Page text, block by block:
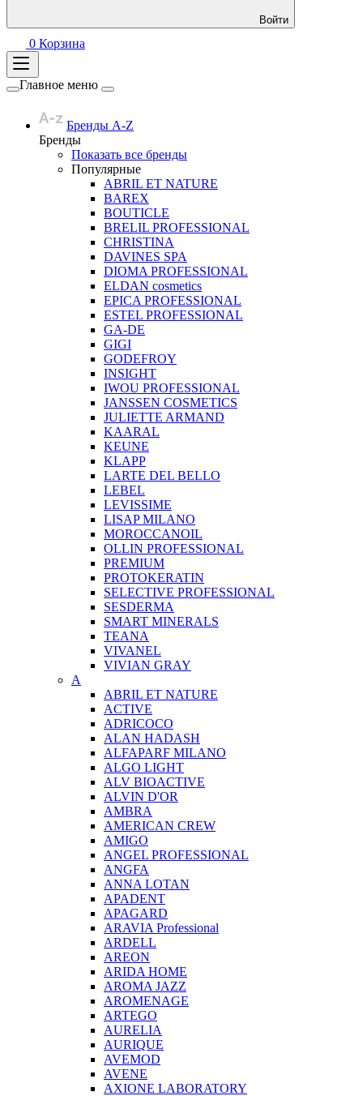
Войти
0 Корзина
Главное меню
Бренды A-Z
Бренды
Показать все бренды
Популярные
ABRIL ET NATURE
BAREX
BOUTICLE
BRELIL PROFESSIONAL
CHRISTINA
DAVINES SPA
DIOMA PROFESSIONAL
ELDAN cosmetics
EPICA PROFESSIONAL
ESTEL PROFESSIONAL
GA-DE
GIGI
GODEFROY
INSIGHT
IWOU PROFESSIONAL
JANSSEN COSMETICS
JULIETTE ARMAND
KAARAL
KEUNE
KLAPP
LARTE DEL BELLO
LEBEL
LEVISSIME
LISAP MILANO
MOROCCANOIL
OLLIN PROFESSIONAL
PREMIUM
PROTOKERATIN
SELECTIVE PROFESSIONAL
SESDERMA
SMART MINERALS
TEANA
VIVANEL
VIVIAN GRAY
A
ABRIL ET NATURE
ACTIVE
ADRICOCO
ALAN HADASH
ALFAPARF MILANO
ALGO LIGHT
ALV BIOACTIVE
ALVIN D'OR
AMBRA
AMERICAN CREW
AMIGO
ANGEL PROFESSIONAL
ANGFA
ANNA LOTAN
APADENT
APAGARD
ARAVIA Professional
ARDELL
AREON
ARIDA HOME
AROMA JAZZ
AROMENAGE
ARTEGO
AURELIA
AURIQUE
AVEMOD
AVENE
AXIONE LABORATORY